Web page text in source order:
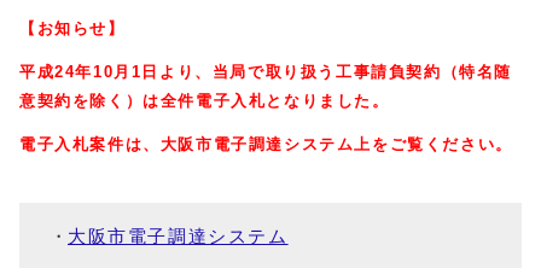
【お知らせ】
平成24年10月1日より、当局で取り扱う工事請負契約（特名随
意契約を除く）は全件電子入 札となりました。
電子入札案件は、大阪市電子調達システム上をご覧ください。
大阪市電子調達システム